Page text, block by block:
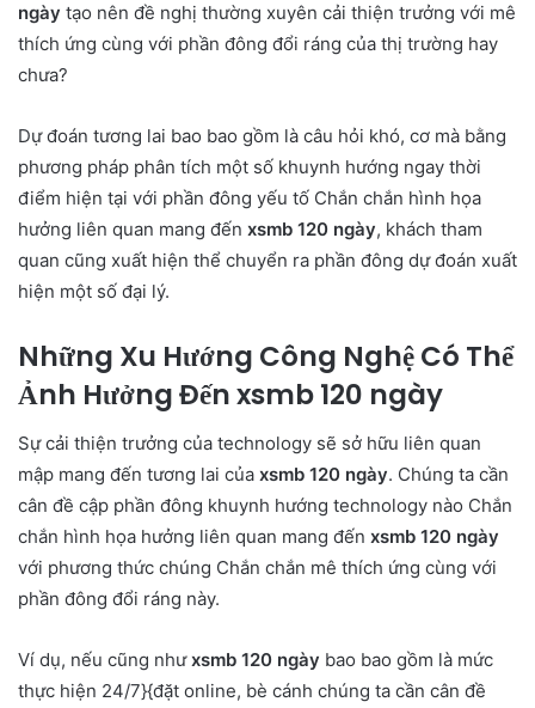
ngày tạo nên đề nghị thường xuyên cải thiện trưởng với mê
thích ứng cùng với phần đông đổi ráng của thị trường hay
chưa?
Dự đoán tương lai bao bao gồm là câu hỏi khó, cơ mà bằng
phương pháp phân tích một số khuynh hướng ngay thời
điểm hiện tại với phần đông yếu tố Chắn chắn hình họa
hưởng liên quan mang đến xsmb 120 ngày, khách tham
quan cũng xuất hiện thể chuyển ra phần đông dự đoán xuất
hiện một số đại lý.
Những Xu Hướng Công Nghệ Có Thể
Ảnh Hưởng Đến xsmb 120 ngày
Sự cải thiện trưởng của technology sẽ sở hữu liên quan
mập mang đến tương lai của xsmb 120 ngày. Chúng ta cần
cân đề cập phần đông khuynh hướng technology nào Chắn
chắn hình họa hưởng liên quan mang đến xsmb 120 ngày
với phương thức chúng Chắn chắn mê thích ứng cùng với
phần đông đổi ráng này.
Ví dụ, nếu cũng nhưxsmb 120 ngày bao bao gồm là mức
thực hiện 24/7}{đặt online, bè cánh chúng ta cần cân đề